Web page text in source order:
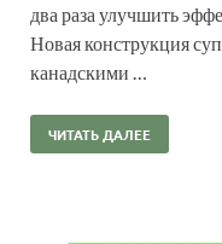
два раза улучшить
Новая конструкция
канадскими …
ЧИТАТЬ ДАЛЕЕ